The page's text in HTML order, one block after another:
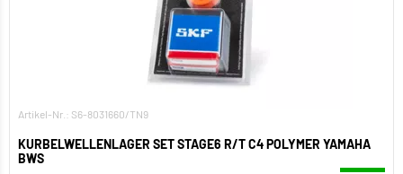
Artikel-Nr.: S6-8031660/TN9
KURBELWELLENLAGER SET STAGE6 R/T C4 POLYMER YAMAHA
BWS